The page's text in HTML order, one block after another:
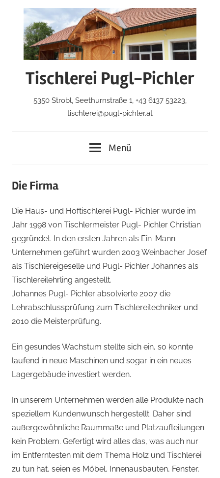
springen
Tischlerei Pugl-Pichler
5350 Strobl, Seethurnstraße 1, +43 6137 53223,
tischlerei@pugl-pichler.at
Menü
Die Firma
Die Haus- und Hoftischlerei Pugl- Pichler wurde im
Jahr 1998 von Tischlermeister Pugl- Pichler Christian
gegründet. In den ersten Jahren als Ein-Mann-
Unternehmen geführt wurden 2003 Weinbacher Josef
als Tischlereigeselle und Pugl- Pichler Johannes als
Tischlereilehrling angestellt.
Johannes Pugl- Pichler absolvierte 2007 die
Lehrabschlussprüfung zum Tischlereitechniker und
2010 die Meisterprüfung.
Ein gesundes Wachstum stellte sich ein, so konnte
laufend in neue Maschinen und sogar in ein neues
Lagergebäude investiert werden.
In unserem Unternehmen werden alle Produkte nach
speziellem Kundenwunsch hergestellt. Daher sind
außergewöhnliche Raummaße und Platzaufteilungen
kein Problem. Gefertigt wird alles das, was auch nur
im Entferntesten mit dem Thema Holz und Tischlerei
zu tun hat, seien es Möbel, Innenausbauten, Fenster,